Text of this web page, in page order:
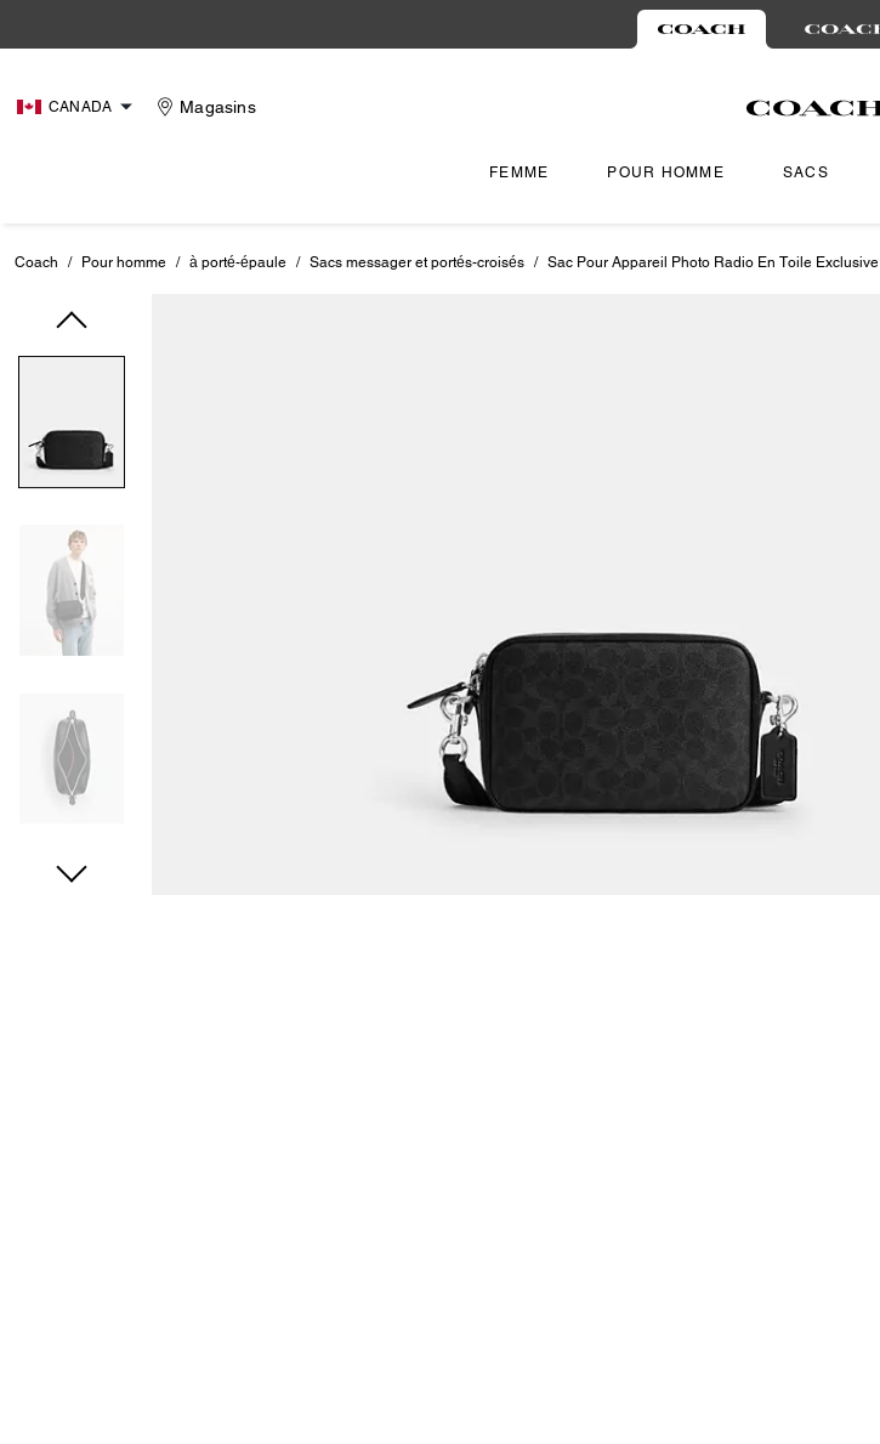
CANADA Magasins
FEMME POUR HOMME SACS
Coach / Pour homme / à porté-épaule / Sacs messager et portés-croisés / Sac Pour Appareil Photo Radio En Toile Exclusive